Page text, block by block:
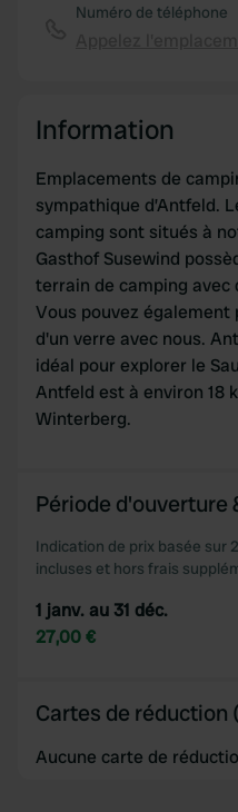
Numéro de téléphone
Information
Emplacements de
sympathique d’Antfeld.
camping sont situés à
Gasthof Susewind
terrain de camping avec
Vous pouvez
d'un verre avec nous.
idéal pour explorer le
Antfeld est à environ 18
Winterberg.
Période d'ouverture
Indication de prix basée sur
incluses et hors frais
1 janv. au 31 déc.
27,00 €
Cartes de réduction
Aucune carte de